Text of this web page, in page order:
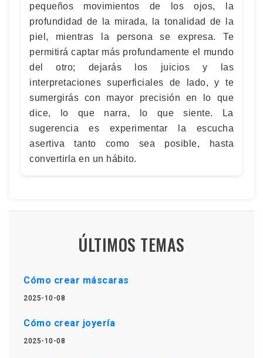
pequeños movimientos de los ojos, la
profundidad de la mirada, la tonalidad de la
piel, mientras la persona se expresa. Te
permitirá captar más profundamente el mundo
del otro; dejarás los juicios y las
interpretaciones superficiales de lado, y te
sumergirás con mayor precisión en lo que
dice, lo que narra, lo que siente. La
sugerencia es experimentar la escucha
asertiva tanto como sea posible, hasta
convertirla en un hábito.
ÚLTIMOS TEMAS
Cómo crear máscaras
2025-10-08
Cómo crear joyería
2025-10-08